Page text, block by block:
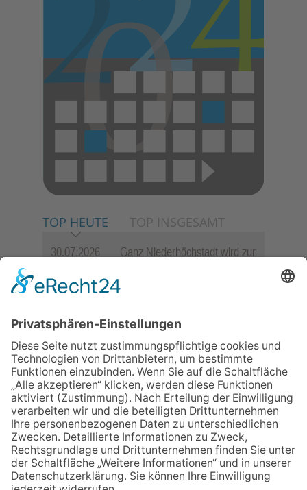
TOP HEUTE TOP INSGESAMT
30.07.2026
Ganz Niederhöchstadt wird zur
06.08.2026
Jugendchor Hochtaunus
Programm „Changes“
Sommerabend: Der Rettershof
lädt wieder zum Weinfest ein
06.08.2026
Hisamoto und Tölke begeistern
mit Werken von Walter
Wachsmuth
09.07.2026
Wasserampel steht auf Gelb:
Stadt ruft zum Wassersparen
auf